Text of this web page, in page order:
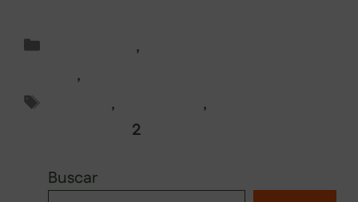
,
,
, ,
Página
Página
2
Buscar